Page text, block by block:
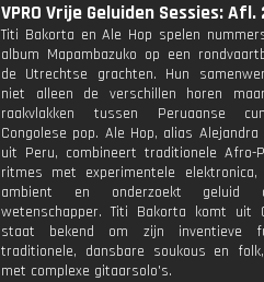
VPRO Vrije Geluiden Sessies: Afl.
Titi Bakorta en Ale Hop spelen
album Mapambazuko op een
de Utrechtse grachten. Hun
niet alleen de verschillen horen
raakvlakken tussen Peruaanse
Congolese pop. Ale Hop, alias Alejandra
uit Peru, combineert traditionele Afro-
ritmes met experimentele
ambient en onderzoekt geluid
wetenschapper. Titi Bakorta komt uit
staat bekend om zijn inventieve
traditionele, dansbare soukous en
met complexe gitaarsolo's.